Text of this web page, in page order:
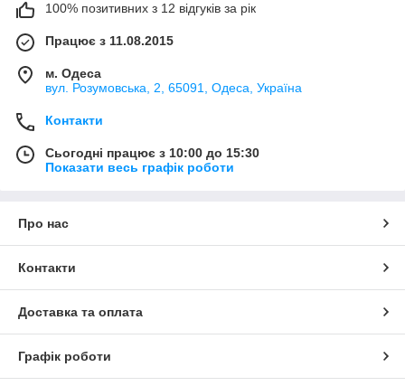
100% позитивних з 12 відгуків за рік
Працює з 11.08.2015
м. Одеса
вул. Розумовська, 2, 65091, Одеса, Україна
Контакти
Сьогодні працює з 10:00 до 15:30
Показати весь графік роботи
Про нас
Контакти
Доставка та оплата
Графік роботи